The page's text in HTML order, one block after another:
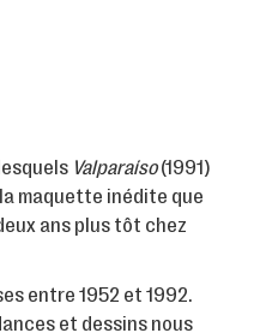
Valparaíso(1991)
maquette inédite que
ans plus tôt chez
entre 1952 et 1992.
et dessins nous